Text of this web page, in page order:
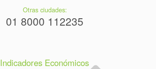
Otras ciudades:
01 8000 112235
Indicadores Económicos